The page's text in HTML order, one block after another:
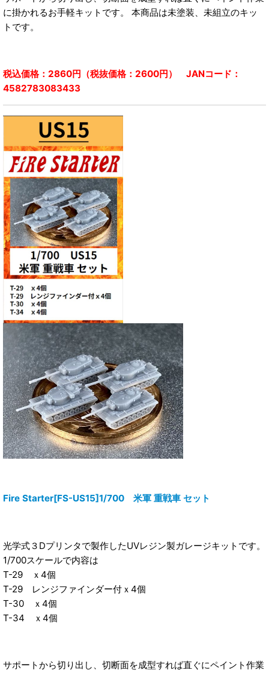
に掛かれるお手軽キットです。 本商品は未塗装、未組立のキッ
トです。
税込価格：2860円（税抜価格：2600円） JANコード：
4582783083433
Fire Starter[FS-US15]1/700 米軍 重戦車 セット
光学式３Dプリンタで製作したUVレジン製ガレージキットです。
1/700スケールで内容は
T-29 ｘ4個
T-29 レンジファインダー付ｘ4個
T-30 ｘ4個
T-34 ｘ4個
サポートから切り出し、切断面を成型すれば直ぐにペイント作業